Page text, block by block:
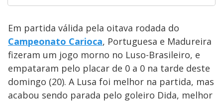
Em partida válida pela oitava rodada do
Campeonato Carioca, Portuguesa e Madureira
fizeram um jogo morno no Luso-Brasileiro, e
empataram pelo placar de 0 a 0 na tarde deste
domingo (20). A Lusa foi melhor na partida, mas
acabou sendo parada pelo goleiro Dida, melhor